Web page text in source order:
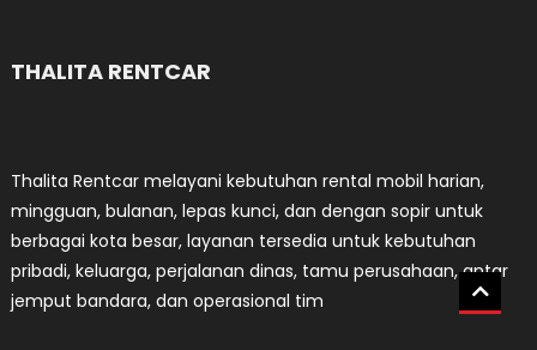
THALITA RENTCAR
Thalita Rentcar melayani kebutuhan rental mobil harian,
mingguan, bulanan, lepas kunci, dan dengan sopir untuk
berbagai kota besar, layanan tersedia untuk kebutuhan
pribadi, keluarga, perjalanan dinas, tamu perusahaan, antar
jemput bandara, dan operasional tim